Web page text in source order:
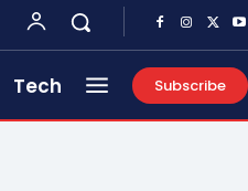
Tech Subscribe